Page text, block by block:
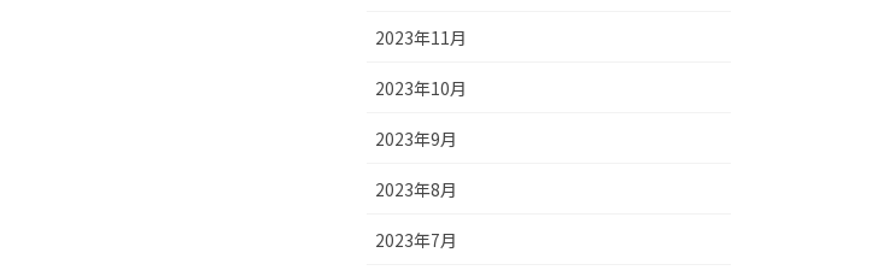
2023年11月
2023年10月
2023年9月
2023年8月
2023年7月